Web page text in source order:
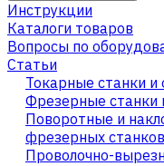
Инструкции
Каталоги товаров
Вопросы по
Статьи
Токарные станки
Фрезерные
Поворотные и
фрезерных станков
Проволочно-